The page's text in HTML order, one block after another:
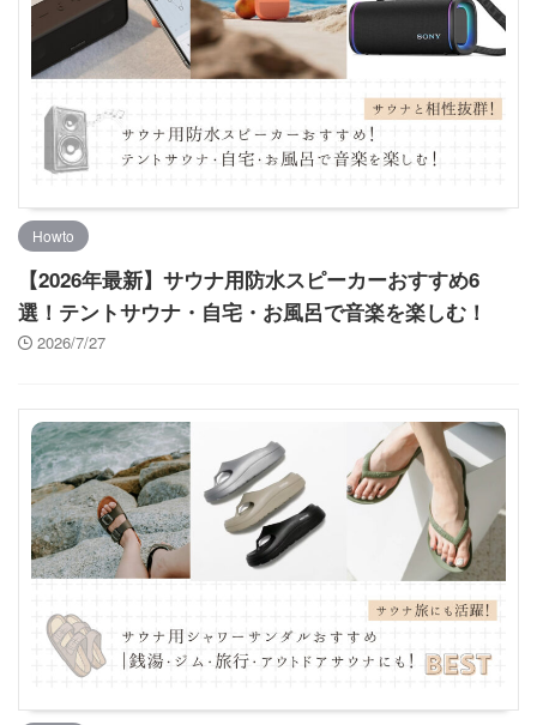
Howto
【2026年最新】サウナ用防水スピーカーおすすめ6
選！テントサウナ・自宅・お風呂で音楽を楽しむ！
2026/7/27